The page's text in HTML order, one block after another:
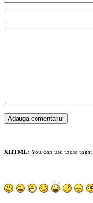
XHTML: You can use these tags: